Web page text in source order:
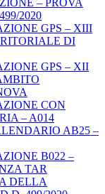
– PROVA
2020
GPS – XIII
DI
GPS – XII
CON
– A014
AB25 –
B022 –
TAR
DELLA